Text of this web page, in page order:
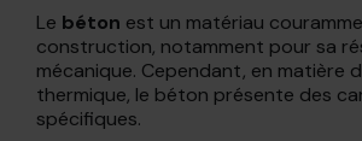
Le béton est un matériau
construction, notamment pour sa
mécanique. Cependant, en matière
thermique, le béton présente des
spécifiques.